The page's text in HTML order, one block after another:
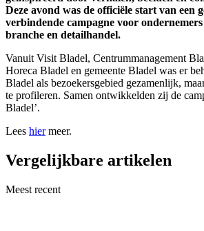
Deze avond was de officiële start van een
verbindende campagne voor
branche en detailhandel.
Vanuit Visit Bladel, Centrummanagement
Horeca Bladel en gemeente Bladel was er
Bladel als bezoekersgebied gezamenlijk,
te profileren. Samen ontwikkelden zij de
Bladel’.
Lees hiermeer.
Vergelijkbare artikelen
Meest recent